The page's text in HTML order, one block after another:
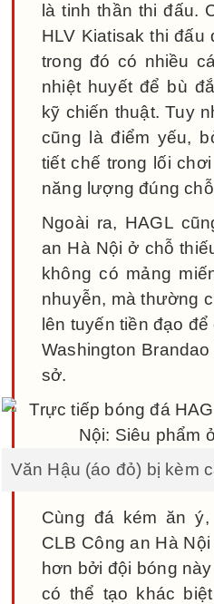
là tinh thần thi đấu.
HLV Kiatisak thi đấu
trong đó có nhiều
nhiệt huyết để bù
kỹ chiến thuật. Tuy
cũng là điểm yếu,
tiết chế trong lối
năng lượng đúng
Ngoài ra, HAGL
an Hà Nội ở chỗ
không có mảng
nhuyễn, mà thường
lên tuyến tiền đạo
Washington
sở.
Văn Hậu (áo đỏ) bị kèm
Cùng đá kém ăn
CLB Công an Hà
hơn bởi đội bóng
có thể tạo khác